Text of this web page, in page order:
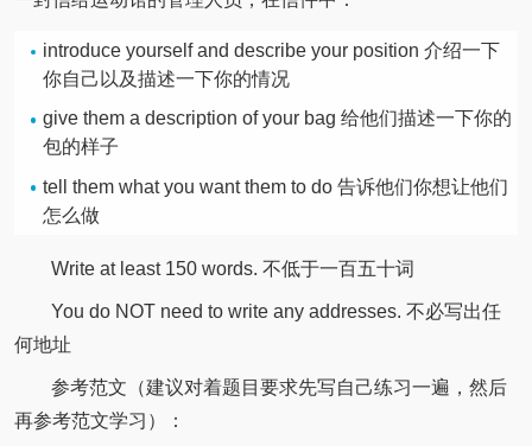
introduce yourself and describe your position 介绍一下
你自己以及描述一下你的情况
give them a description of your bag 给他们描述一下你的
包的样子
tell them what you want them to do 告诉他们你想让他们
怎么做
Write at least 150 words. 不低于一百五十词
You do NOT need to write any addresses. 不必写出任
何地址
参考范文（建议对着题目要求先写自己练习一遍，然后
再参考范文学习）：